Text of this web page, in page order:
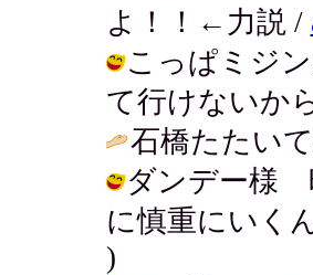
よ！！←力説 /
こっぱミジ
て行けないか
石橋たたい
ダンデー様
に慎重にいく
)